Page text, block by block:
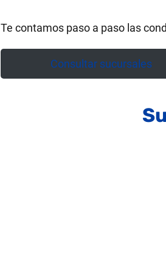
Te contamos paso a paso las
Consultar sucursales